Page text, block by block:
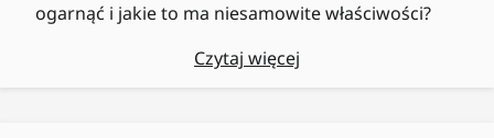
ogarnąć i jakie to ma niesamowite właściwości?
Czytaj więcej